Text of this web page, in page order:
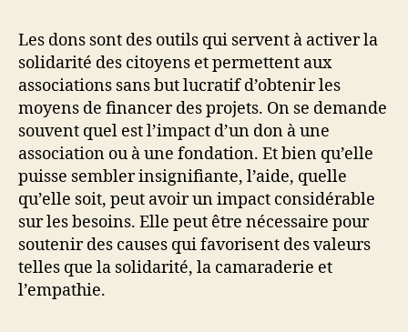
:
opter
pour
le
don
régulier
?
Les dons sont des outils qui servent à activer la
solidarité des citoyens et permettent aux
associations sans but lucratif d’obtenir les
moyens de financer des projets. On se demande
souvent quel est l’impact d’un don à une
association ou à une fondation. Et bien qu’elle
puisse sembler insignifiante, l’aide, quelle
qu’elle soit, peut avoir un impact considérable
sur les besoins. Elle peut être nécessaire pour
soutenir des causes qui favorisent des valeurs
telles que la solidarité, la camaraderie et
l’empathie.